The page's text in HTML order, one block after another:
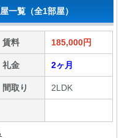
一覧（全1部屋）
賃料 185,000円
礼金 2ヶ月
間取り 2LDK